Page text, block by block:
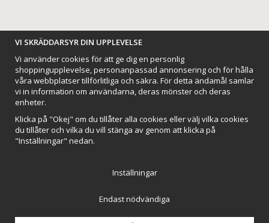
BETALNINGSALTERNATIV
VI SKICKAR MED
VI SKRÄDDARSYR DIN UPPLEVELSE
Vi använder cookies för att ge dig en personlig
shoppingupplevelse, personanpassad annonsering och för hålla
våra webbplatser tillförlitliga och säkra. För detta ändamål samlar
vi in information om användarna, deras mönster och deras
enheter.
Klicka på "Okej" om du tillåter alla cookies eller välj vilka cookies
du tillåter och vilka du vill stänga av genom att klicka på
"Inställningar" nedan.
Inställningar
Endast nödvändiga